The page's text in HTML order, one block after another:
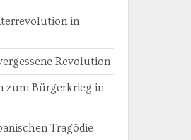
in
Revolution
zum Bürgerkrieg in
Tragödie